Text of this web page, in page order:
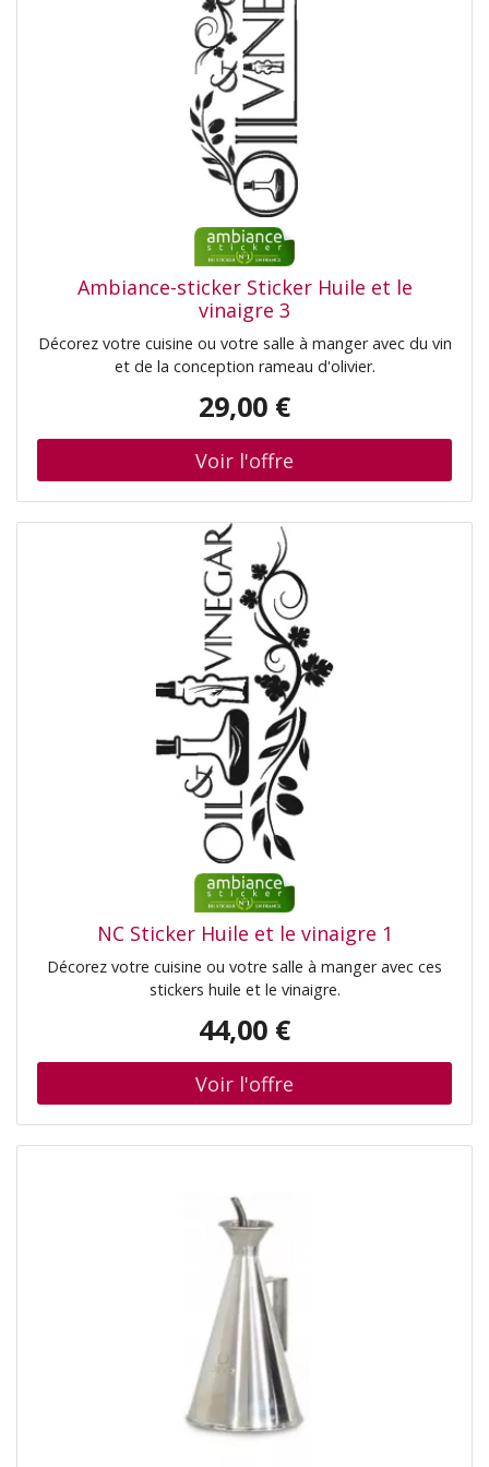
Ambiance-sticker Sticker Huile et le
vinaigre 3
Décorez votre cuisine ou votre salle à manger avec du vin
et de la conception rameau d'olivier.
29,00 €
NC Sticker Huile et le vinaigre 1
Décorez votre cuisine ou votre salle à manger avec ces
stickers huile et le vinaigre.
44,00 €